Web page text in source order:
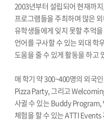
2003년부터 설립되어 현재까
프로그램들을 주최하며 많은
유학생들에게 잊지 못할 추억
언어를 구사할 수 있는 외대 학
도움을 줄 수 있게 활동을 하고
매 학기 약 300~400명의 외국
Pizza Party, 그리고
사귈 수 있는 Buddy Program,
체험을 할 수 있는 ATTI